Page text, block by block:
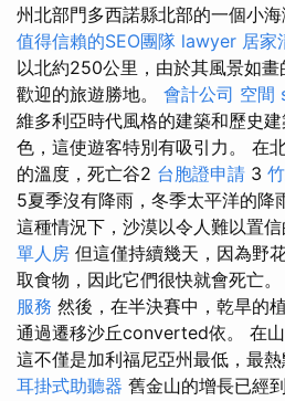
州北部門多西諾縣北部的一個小海
值得信賴的SEO團隊 lawyer 居家
以北約250公里，由於其風景如
歡迎的旅遊勝地。 會計公司 空間
維多利亞時代風格的建築和歷史
色，這使遊客特別有吸引力。 在
的溫度，死亡谷2 台胞證申請 3
5夏季沒有降雨，冬季太平洋的降
這種情況下，沙漠以令人難以置信
單人房 但這僅持續幾天，因為野
取食物，因此它們很快就會死亡。
服務 然後，在半決賽中，乾旱的
通過遷移沙丘converted依。 在山
這不僅是加利福尼亞州最低，最熱
耳掛式助聽器 舊金山的增長已經